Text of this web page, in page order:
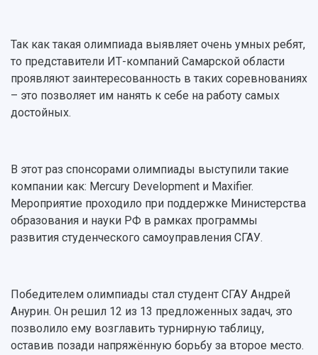
Фирменный стиль
Устойчивое развитие
Учебный аэродром
Центр истории авиационных двигателей
Ботанический сад
Умный дом бабочек
Международный межвузовский кампус
Официальные документы
Библиотека
Видеолекции
Противодействие COVID-19
Областной конкурс "Молодой учёный"
Отчеты о научно-исследовательской
деятельности
Журналы Самарского университета
Научные конференции
Отчеты о проведенных конференциях
Так как такая олимпиада выявляет очень умных ребят,
то представители ИТ-компаний Самарской области
проявляют заинтересованность в таких соревнованиях
– это позволяет им нанять к себе на работу самых
достойных.
В этот раз спонсорами олимпиады выступили такие
компании как: Mercury Development и Maxifier.
Мероприятие проходило при поддержке Министерства
образования и науки РФ в рамках программы
развития студенческого самоуправления СГАУ.
Победителем олимпиады стал студент СГАУ Андрей
Анурин. Он решил 12 из 13 предложенных задач, это
позволило ему возглавить турнирную таблицу,
оставив позади напряжённую борьбу за второе место.